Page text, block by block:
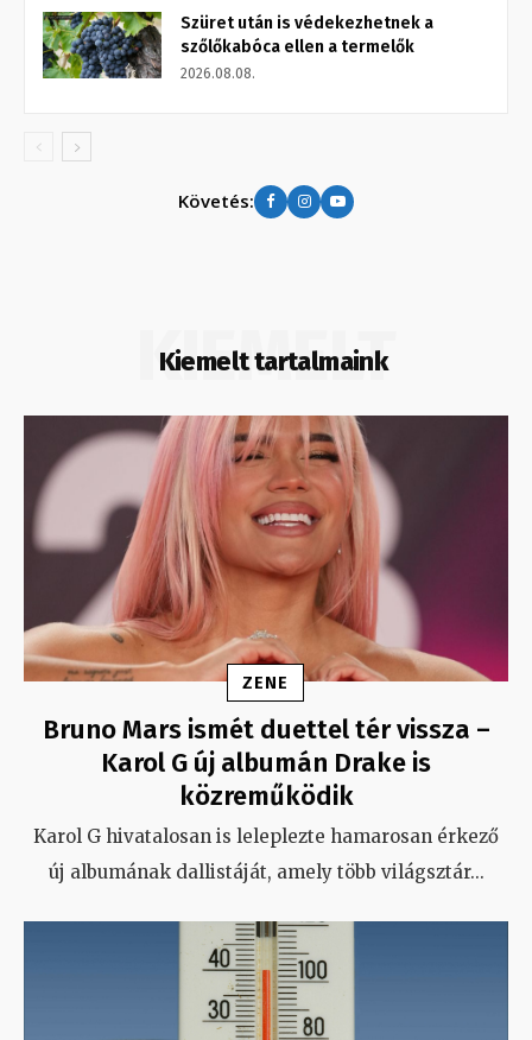
Szüret után is védekezhetnek a
szőlőkabóca ellen a termelők
2026.08.08.
Követés:
Kiemelt tartalmaink
KIEMELT
ZENE
Bruno Mars ismét duettel tér vissza –
Karol G új albumán Drake is
közreműködik
Karol G hivatalosan is leleplezte hamarosan érkező
új albumának dallistáját, amely több világsztár...